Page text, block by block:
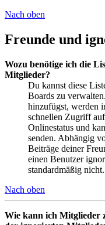
Nach oben
Freunde und
Wozu benötige ich die
Mitglieder?
Du kannst diese
Boards zu
hinzufügst, werden
schnellen Zugriff
Onlinestatus und
senden. Abhängig
Beiträge deiner
einen Benutzer
standardmäßig nicht.
Nach oben
Wie kann ich Mitglieder